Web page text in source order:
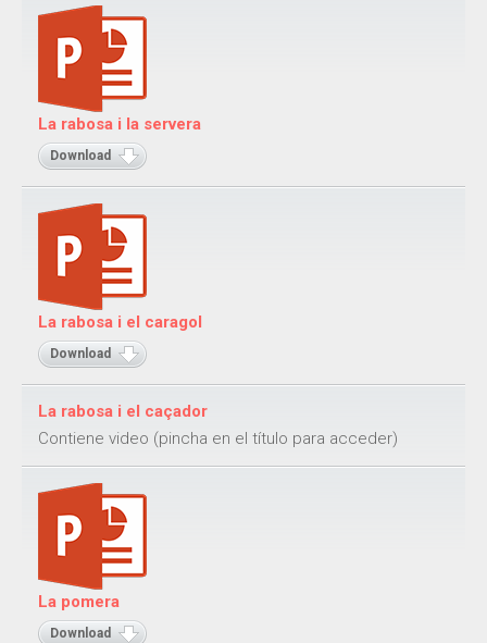
La rabosa i la servera
Download
La rabosa i el caragol
Download
La rabosa i el caçador
Contiene video (pincha en el título para acceder)
La pomera
Download